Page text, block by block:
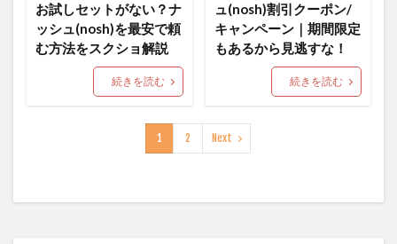
お試しセットがない？ナ
ッシュ(nosh)を最安で頼
む方法をスクショ解説
続きを読む
ュ(nosh)割引クーポン/
キャンペーン｜期間限定
もあるから見逃すな！
続きを読む
1 2 Next